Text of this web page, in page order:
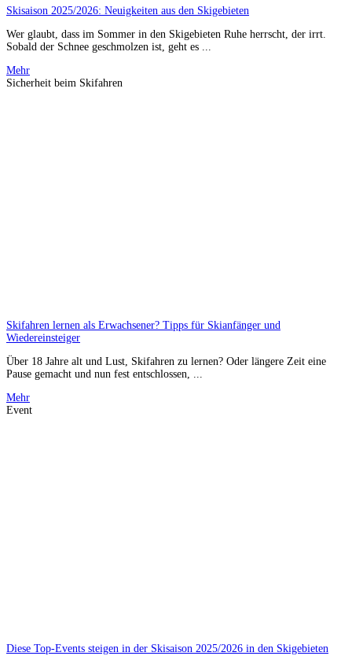
Skisaison 2025/2026: Neuigkeiten aus den Skigebieten
Wer glaubt, dass im Sommer in den Skigebieten Ruhe herrscht, der irrt.
Sobald der Schnee geschmolzen ist, geht es ...
Mehr
Sicherheit beim Skifahren
Skifahren lernen als Erwachsener? Tipps für Skianfänger und
Wiedereinsteiger
Über 18 Jahre alt und Lust, Skifahren zu lernen? Oder längere Zeit eine
Pause gemacht und nun fest entschlossen, ...
Mehr
Event
Diese Top-Events steigen in der Skisaison 2025/2026 in den Skigebieten